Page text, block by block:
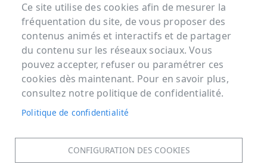
Menu Pied de page
ACCUEIL
MENTIONS LÉGALES
DONNÉES PERSONNELLES
ACCESSIBILITÉ : NON CONFORME
PLAN DU SITE
Ce site utilise des cookies afin de mesurer la
fréquentation du site, de vous proposer des
contenus animés et interactifs et de partager
du contenu sur les réseaux sociaux. Vous
pouvez accepter, refuser ou paramétrer ces
cookies dès maintenant. Pour en savoir plus,
consultez notre politique de confidentialité.
Politique de confidentialité
CONFIGURATION DES COOKIES